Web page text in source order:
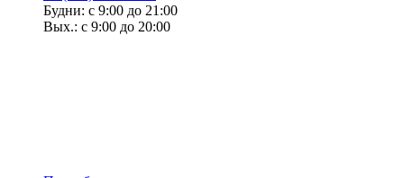
Будни: с 9:00 до 21:00
Вых.: с 9:00 до 20:00